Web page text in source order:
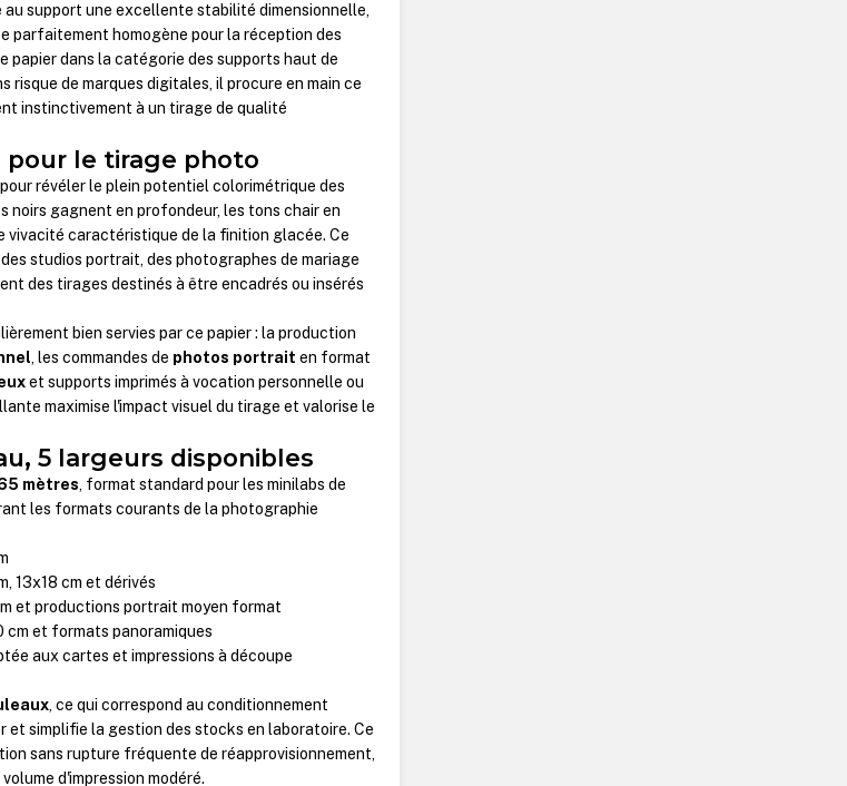
support une excellente stabilité dimensionnelle,
parfaitement homogène pour la réception des
papier dans la catégorie des supports haut de
risque de marques digitales, il procure en main ce
instinctivement à un tirage de qualité
le tirage photo
révéler le plein potentiel colorimétrique des
noirs gagnent en profondeur, les tons chair en
caractéristique de la finition glacée. Ce
studios portrait, des photographes de mariage
des tirages destinés à être encadrés ou insérés
bien servies par ce papier : la production
, les commandes de photos portrait en format
et supports imprimés à vocation personnelle ou
maximise l'impact visuel du tirage et valorise le
5 largeurs disponibles
mètres, format standard pour les minilabs de
les formats courants de la photographie
13x18 cm et dérivés
et productions portrait moyen format
cm et formats panoramiques
aux cartes et impressions à découpe
, ce qui correspond au conditionnement
et simplifie la gestion des stocks en laboratoire. Ce
sans rupture fréquente de réapprovisionnement,
d'impression modéré.